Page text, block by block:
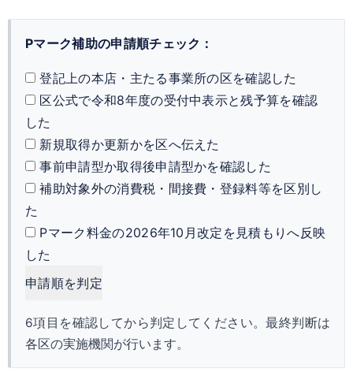
Pマーク補助の申請順チェック：
登記上の本店・主たる事業所の区を確認した
区公式で令和8年度の受付中表示と残予算を確認
した
新規取得か更新かを区へ伝えた
事前申請型か取得後申請型かを確認した
補助対象外の消費税・間接費・登録料等を区別し
た
Pマーク料金の2026年10月改定を見積もりへ反映
した
申請順を判定
6項目を確認してから判定してください。最終判断は
各区の実施機関が行います。